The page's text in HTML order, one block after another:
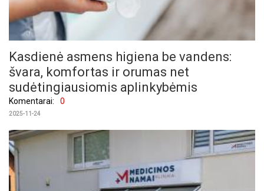
Kasdienė asmens higiena be vandens:
švara, komfortas ir orumas net
sudėtingiausiomis aplinkybėmis
Komentarai: 0
2025-11-24